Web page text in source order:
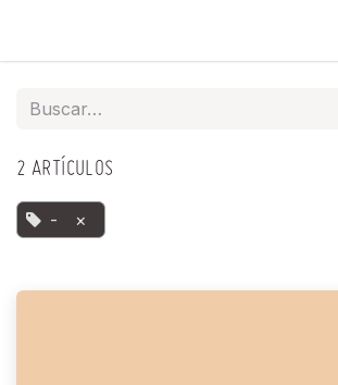
2 ARTÍCULOS
- ×